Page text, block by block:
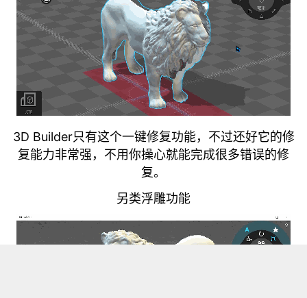
3D Builder只有这个一键修复功能，不过还好它的修
复能力非常强，不用你操心就能完成很多错误的修
复。
另类浮雕功能